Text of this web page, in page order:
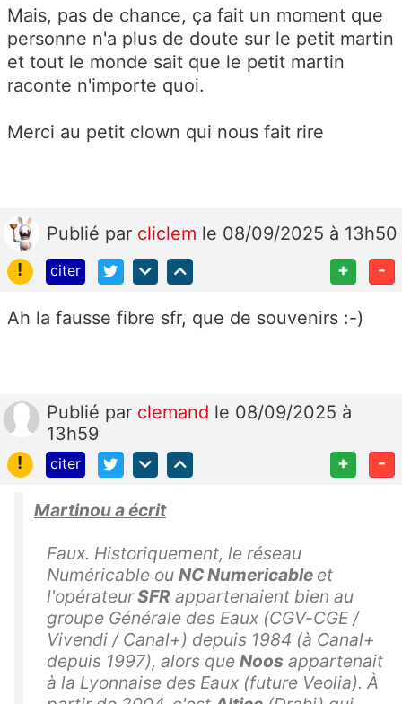
Mais, pas de chance, ça fait un moment que
personne n'a plus de doute sur le petit martin
et tout le monde sait que le petit martin
raconte n'importe quoi.
Merci au petit clown qui nous fait rire
Publié par cliclem le 08/09/2025 à 13h50
!
citer + -
Ah la fausse fibre sfr, que de souvenirs :-)
Publié par clemand le 08/09/2025 à
13h59
!
citer + -
Martinou a écrit
Faux. Historiquement, le réseau
Numéricable ou NC Numericable et
l'opérateurSFR appartenaient bien au
groupe Générale des Eaux (CGV-CGE /
Vivendi / Canal+) depuis 1984 (à Canal+
depuis 1997), alors que Noos appartenait
à la Lyonnaise des Eaux (future Veolia). À